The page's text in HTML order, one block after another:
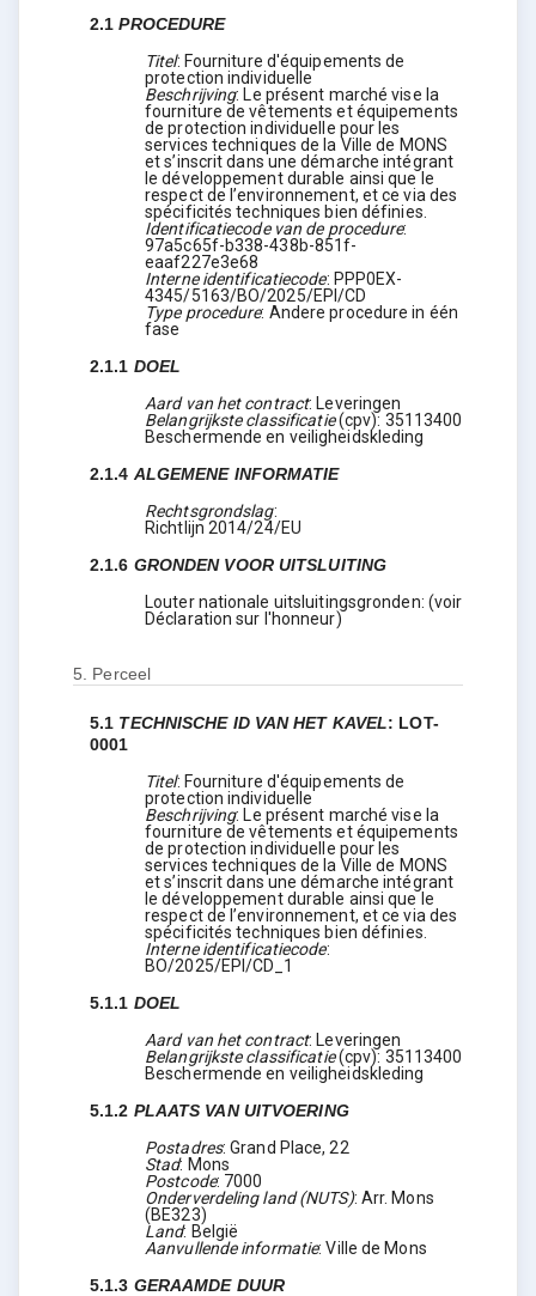
2.1PROCEDURE
Titel: Fourniture d'équipements de
protection individuelle
Beschrijving:Le présent marché vise la
fourniture de vêtements et équipements
de protection individuelle pour les
services techniques de la Ville de MONS
et s’inscrit dans une démarche intégrant
le développement durable ainsi que le
respect de l’environnement, et ce via des
spécificités techniques bien définies.
Identificatiecode van de procedure:
97a5c65f-b338-438b-851f-
eaaf227e3e68
Interne identificatiecode: PPP0EX-
4345/5163/BO/2025/EPI/CD
Type procedure: Andere procedure in één
fase
2.1.1 DOEL
Aard van het contract:Leveringen
Belangrijkste classificatie (cpv): 35113400
Beschermende en veiligheidskleding
2.1.4 ALGEMENE INFORMATIE
Rechtsgrondslag:
Richtlijn 2014/24/EU
2.1.6 GRONDEN VOOR UITSLUITING
Louter nationale uitsluitingsgronden: (voir
Déclaration sur l'honneur)
5. Perceel
5.1 TECHNISCHE ID VAN HET KAVEL: LOT-
0001
Titel: Fourniture d'équipements de
protection individuelle
Beschrijving: Le présent marché vise la
fourniture de vêtements et équipements
de protection individuelle pour les
services techniques de la Ville de MONS
et s’inscrit dans une démarche intégrant
le développement durable ainsi que le
respect de l’environnement, et ce via des
spécificités techniques bien définies.
Interne identificatiecode:
BO/2025/EPI/CD_1
5.1.1 DOEL
Aard van het contract: Leveringen
Belangrijkste classificatie (cpv): 35113400
Beschermende en veiligheidskleding
5.1.2 PLAATS VAN UITVOERING
Postadres:Grand Place, 22
Stad: Mons
Postcode: 7000
Onderverdeling land (NUTS): Arr. Mons
(BE323)
Land: België
Aanvullende informatie:Ville de Mons
5.1.3 GERAAMDE DUUR